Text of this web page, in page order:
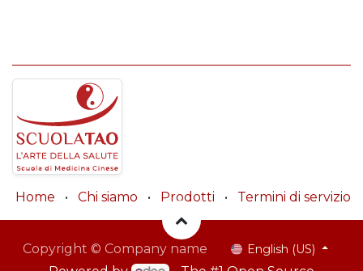
Home • Chi siamo • Prodotti • Termini di servizio
Copyright © Company name English (US)